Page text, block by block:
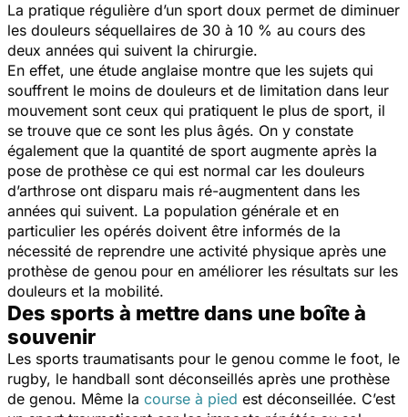
La pratique régulière d’un sport doux permet de diminuer
les douleurs séquellaires de 30 à 10 % au cours des
deux années qui suivent la chirurgie.
En effet, une étude anglaise montre que les sujets qui
souffrent le moins de douleurs et de limitation dans leur
mouvement sont ceux qui pratiquent le plus de sport, il
se trouve que ce sont les plus âgés. On y constate
également que la quantité de sport augmente après la
pose de prothèse ce qui est normal car les douleurs
d’arthrose ont disparu mais ré-augmentent dans les
années qui suivent. La population générale et en
particulier les opérés doivent être informés de la
nécessité de reprendre une activité physique après une
prothèse de genou pour en améliorer les résultats sur les
douleurs et la mobilité.
Des sports à mettre dans une boîte à
souvenir
Les sports traumatisants pour le genou comme le foot, le
rugby, le handball sont déconseillés après une prothèse
de genou. Même la course à pied est déconseillée. C’est